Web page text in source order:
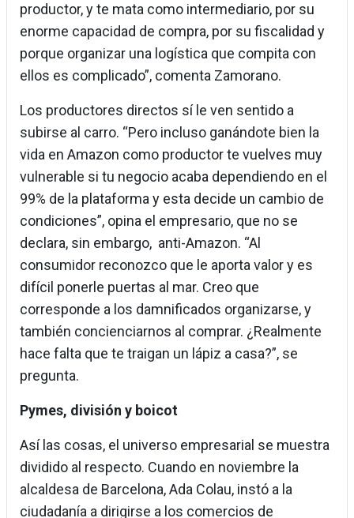
productor, y te mata como intermediario, por su
enorme capacidad de compra, por su fiscalidad y
porque organizar una logística que compita con
ellos es complicado”, comenta Zamorano.
Los productores directos sí le ven sentido a
subirse al carro. “Pero incluso ganándote bien la
vida en Amazon como productor te vuelves muy
vulnerable si tu negocio acaba dependiendo en el
99% de la plataforma y esta decide un cambio de
condiciones”, opina el empresario, que no se
declara, sin embargo, anti-Amazon. “Al
consumidor reconozco que le aporta valor y es
difícil ponerle puertas al mar. Creo que
corresponde a los damnificados organizarse, y
también concienciarnos al comprar. ¿Realmente
hace falta que te traigan un lápiz a casa?”, se
pregunta.
Pymes, división y boicot
Así las cosas, el universo empresarial se muestra
dividido al respecto. Cuando en noviembre la
alcaldesa de Barcelona, Ada Colau, instó a la
ciudadanía a dirigirse a los comercios de